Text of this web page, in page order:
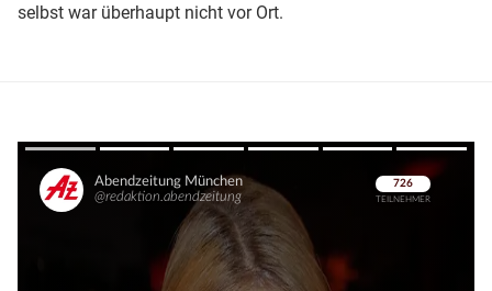
selbst war überhaupt nicht vor Ort.
Überspringen